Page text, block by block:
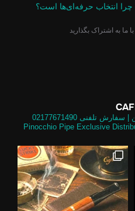
انتخاب حرفه‌ای‌ها است؟
ما به اشتراک بگذارید
| سفارش تلفنی